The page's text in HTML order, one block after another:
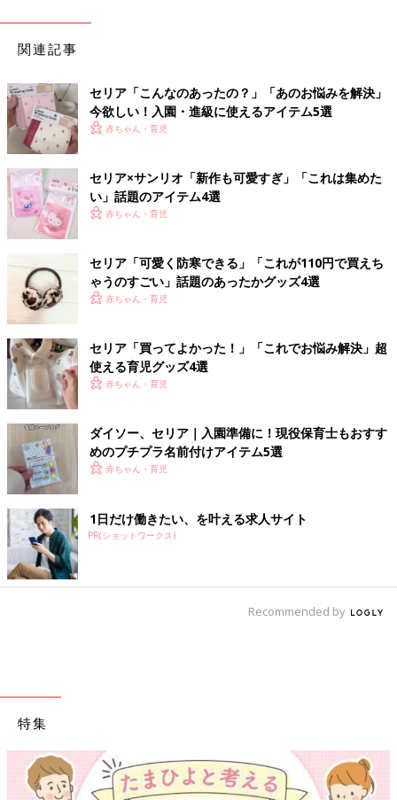
関連記事
セリア「こんなのあったの？」「あのお悩みを解決」
今欲しい！入園・進級に使えるアイテム5選
赤ちゃん・育児
セリア×サンリオ「新作も可愛すぎ」「これは集めた
い」話題のアイテム4選
赤ちゃん・育児
セリア「可愛く防寒できる」「これが110円で買えち
ゃうのすごい」話題のあったかグッズ4選
赤ちゃん・育児
セリア「買ってよかった！」「これでお悩み解決」超
使える育児グッズ4選
赤ちゃん・育児
ダイソー、セリア｜入園準備に！現役保育士もおすす
めのプチプラ名前付けアイテム5選
赤ちゃん・育児
1日だけ働きたい、を叶える求人サイト
PR(ショットワークス)
Recommended by
特集
【ワクチン接種できるものも】妊婦の感染症対策、知っておいて！